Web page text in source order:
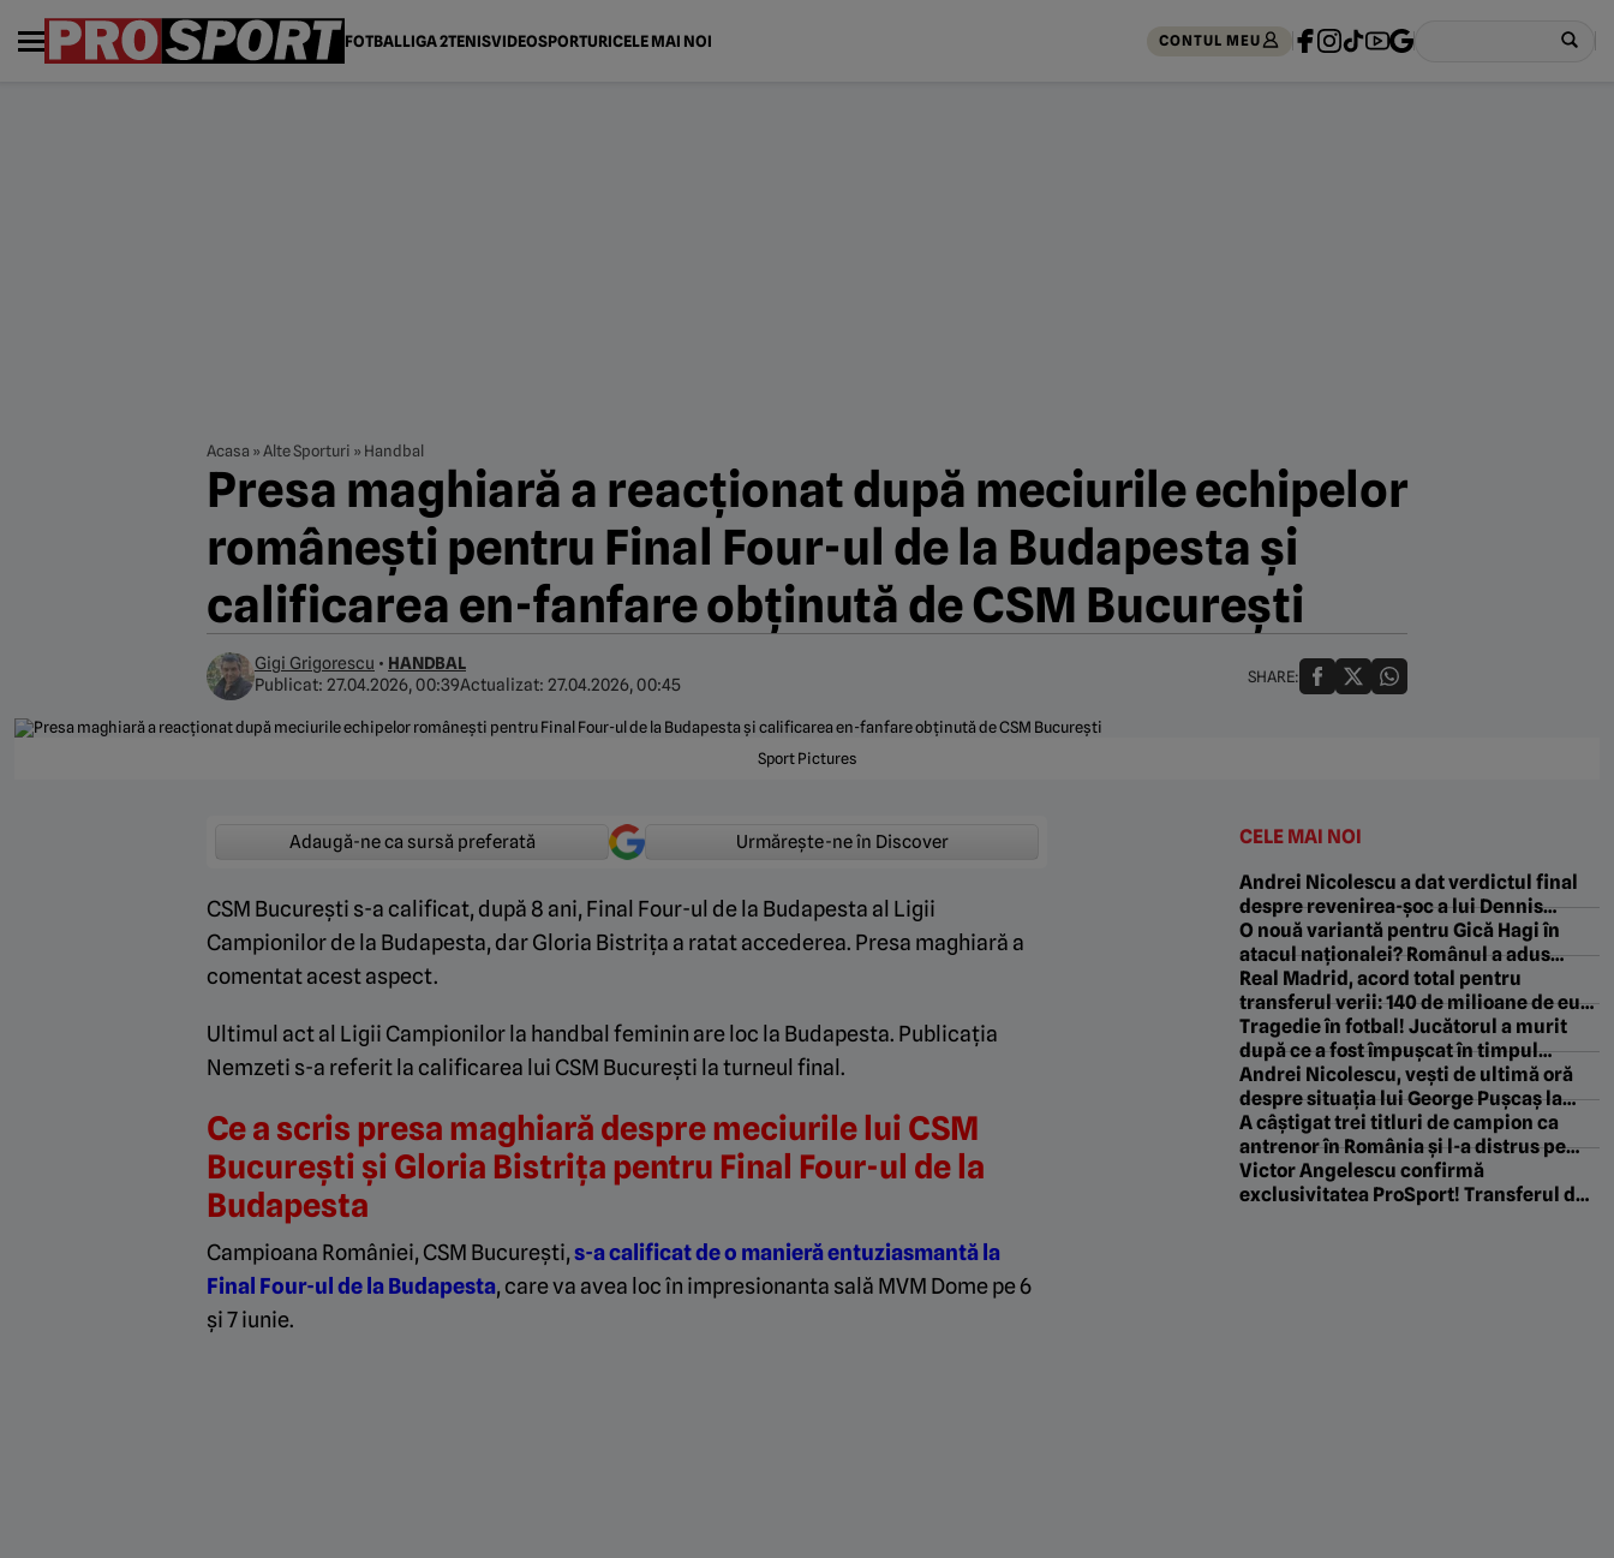
FOTBALLIGA 2TENISVIDEOSPORTURICELE MAI NOI CONTUL MEU
Acasa »Alte Sporturi » Handbal
Presa maghiară a reacționat după meciurile echipelor
românești pentru Final Four-ul de la Budapesta și
calificarea en-fanfare obținută de CSM București
Gigi Grigorescu • HANDBAL
Publicat: 27.04.2026, 00:39Actualizat: 27.04.2026, 00:45 SHARE:
Sport Pictures
Adaugă-ne ca sursă preferată Urmărește-ne în Discover
CSM București s-a calificat, după 8 ani, Final Four-ul de la Budapesta al Ligii
Campionilor de la Budapesta, dar Gloria Bistrița a ratat accederea. Presa maghiară a
comentat acest aspect.
Ultimul act al Ligii Campionilor la handbal feminin are loc la Budapesta. Publicația
Nemzeti s-a referit la calificarea lui CSM București la turneul final.
Ce a scris presa maghiară despre meciurile lui CSM
București și Gloria Bistrița pentru Final Four-ul de la
Budapesta
Campioana României, CSM București,s-a calificat de o manieră entuziasmantă la
Final Four-ul de la Budapesta, care va avea loc în impresionanta sală MVM Dome pe 6
și 7 iunie.
CELE MAI NOI
Andrei Nicolescu a dat verdictul final
despre revenirea-șoc a lui Dennis
Politic la Dinamo: „Asta vrem noi!”
O nouă variantă pentru Gică Hagi în
atacul naționalei? Românul a adus
victoria echipei sale în Europa League
Real Madrid, acord total pentru
transferul verii: 140 de milioane de euro
sumă de transfer și contract pe 5 ani!
Tragedie în fotbal! Jucătorul a murit
după ce a fost împușcat în timpul
meciului
Andrei Nicolescu, vești de ultimă oră
despre situația lui George Pușcaș la
Dinamo: „A avut niște complicații!”
A câștigat trei titluri de campion ca
antrenor în România și l-a distrus pe
Florin Tănase pentru conflictul cu
Baciu: „Nu-l aduceam niciodată înapoi!
Victor Angelescu confirmă
exclusivitatea ProSport! Transferul de